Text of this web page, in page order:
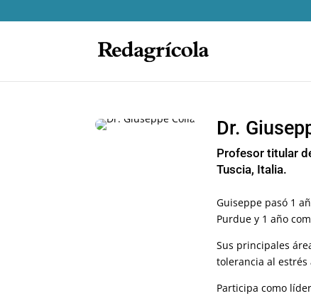
Dr.
Profesor titular
Tuscia, Italia.
Guiseppe pasó 1
Purdue y 1 año
Sus principales
tolerancia al
Participa como